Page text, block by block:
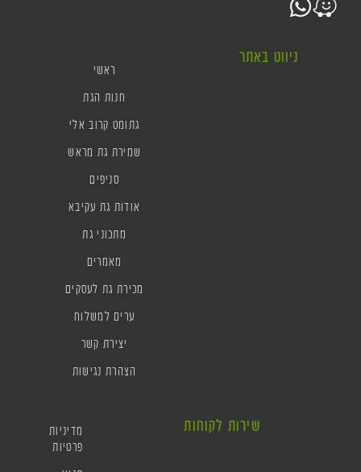
ניווט באתר
ראשי
חנות הגת
גתומט קרוב אלי
שמירת גת מראש
סניפים
אודות גת עקיבא
מתכוני גת
מאמרים
מכירת גת לעסקים
ערים למשלוח
יצירת קשר
הצהרת נגישות
שירות לקוחות
מדיניות
פרטיות